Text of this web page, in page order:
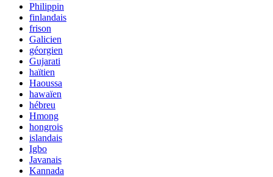
Philippin
finlandais
frison
Galicien
géorgien
Gujarati
haïtien
Haoussa
hawaïen
hébreu
Hmong
hongrois
islandais
Igbo
Javanais
Kannada